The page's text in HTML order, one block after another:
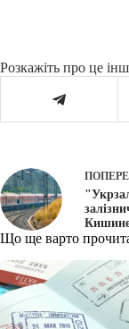
Розкажіть про це
Що ще варто